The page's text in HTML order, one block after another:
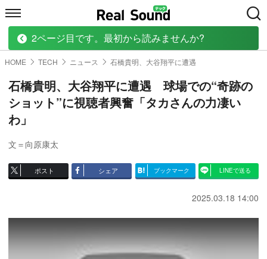
HOME MUSIC MOVIE TECH
HOME TECH ニュース 石橋貴明、大谷翔平に遭遇
石橋貴明、大谷翔平に遭遇 球場での“奇跡の
ショット”に視聴者興奮「タカさんの力凄い
わ」
文＝向原康太
ポスト シェア ブックマーク LINEで送る
2025.03.18 14:00
2ページ目です。最初から読みませんか?